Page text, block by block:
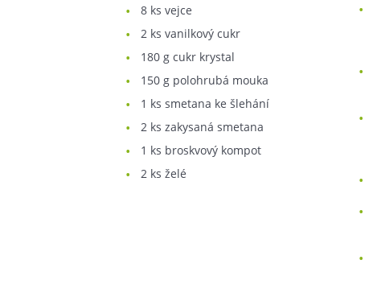
8 ks vejce
2 ks vanilkový cukr
180 g cukr krystal
150 g polohrubá mouka
1 ks smetana ke šlehání
2 ks zakysaná smetana
1 ks broskvový kompot
2 ks želé